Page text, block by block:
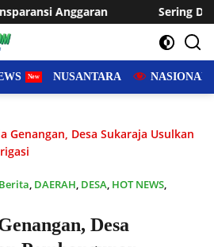
Sering Dilanda Genangan, Desa
NUSANTARA NASIONAL
Genangan, Desa Sukaraja Usulkan
Berita, DAERAH, DESA, HOT NEWS,
Desa